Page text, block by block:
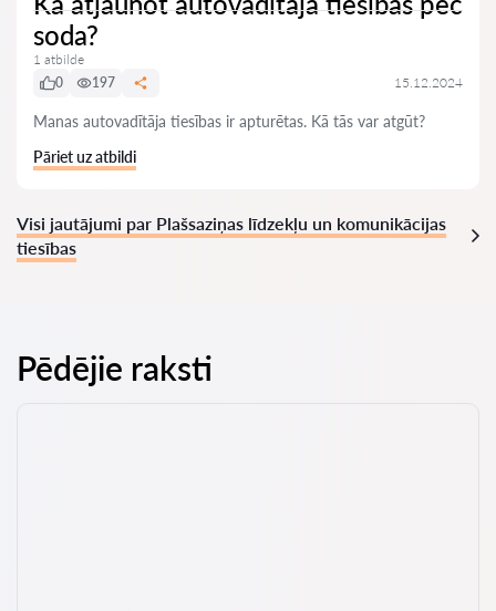
soda?
1 atbilde
0
197 15.12.2024
Manas autovadītāja tiesības ir apturētas. Kā tās var atgūt?
Pāriet uz atbildi
Visi jautājumi par Plašsaziņas līdzekļu un komunikācijas
tiesības
Pēdējie raksti